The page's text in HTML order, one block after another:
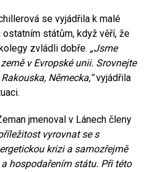
se vyjádřila k malé
státům, když věří, že
zvládli dobře. „Jsme
v Evropské unii. Srovnejte
Německa,“vyjádřila
jmenoval v Lánech členy
vyrovnat se s
krizi a samozřejmě
hospodařením státu. Při této